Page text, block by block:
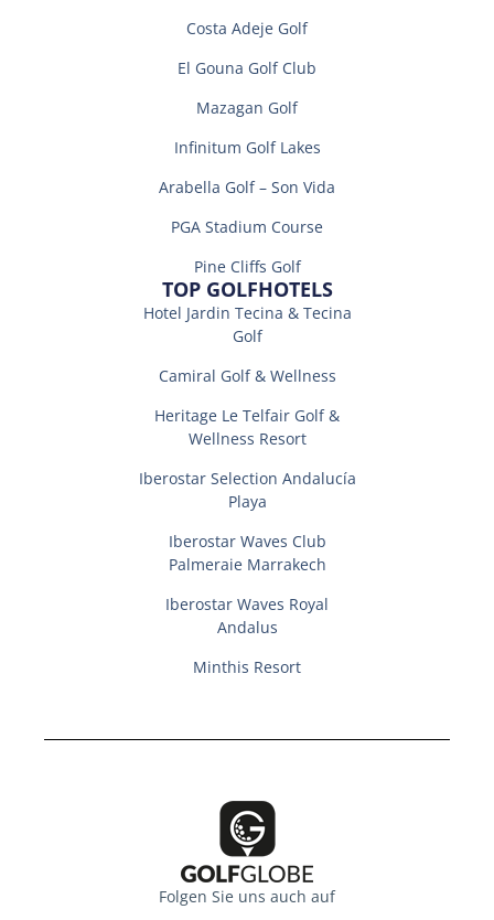
Costa Adeje Golf
El Gouna Golf Club
Mazagan Golf
Infinitum Golf Lakes
Arabella Golf – Son Vida
PGA Stadium Course
Pine Cliffs Golf
TOP GOLFHOTELS
Hotel Jardin Tecina & Tecina
Golf
Camiral Golf & Wellness
Heritage Le Telfair Golf &
Wellness Resort
Iberostar Selection Andalucí­a
Playa
Iberostar Waves Club
Palmeraie Marrakech
Iberostar Waves Royal
Andalus
Minthis Resort
Folgen Sie uns auch auf